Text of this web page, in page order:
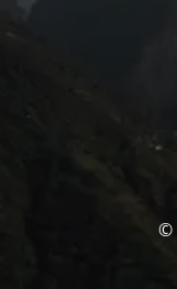
©